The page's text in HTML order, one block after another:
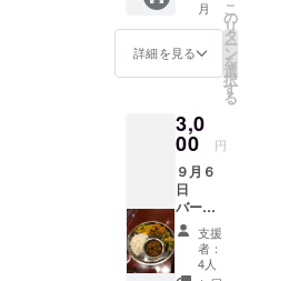
営業時
間にご
予約く
２０２
４年１
０月３
１日
デーの
お食事
券 定価
１７０
０円に
のご支
援を含
めた
セット
になり
ます。
※写真は
過去の
イベン
月
詳細を見る
こ
の
リ
タ
ー
ン
を
選
択
す
る
3,0
00 円
９月６
日
バール
＝タラ
１５周
年記
支援
者：
4人